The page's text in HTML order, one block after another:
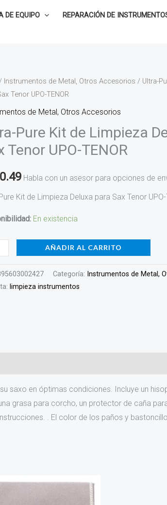
DE EQUIPO
REPARACIÓN DE
Instrumentos de Metal, Otros Accesorios / Ultra-
Tenor UPO-TENOR
de Metal, Otros Accesorios
Pure Kit de Limpieza
Tenor UPO-TENOR
Habla con un asesor para opciones de
Kit de Limpieza Deluxa para Sax Tenor UPO-
En existencia
AÑADIR AL CARRITO
Categoría: Instrumentos de Metal,
limpieza instrumentos
saxo en óptimas condiciones. Incluye un
grasa para corcho, un protector de caña
. El color de los paños y